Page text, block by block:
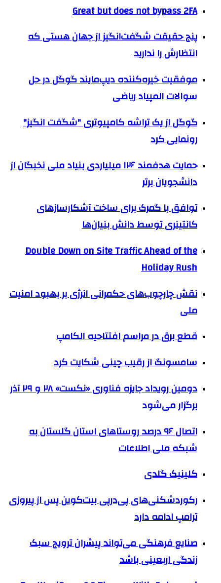
Great but does not bypass 2FA
پنج حقیقت شگفت‌انگیز از جهان هستی که
انتظارش را ندارید
موفقیت خیره‌کننده دیپ‌مایند گوگل در حل
سوالات المپیاد ریاضی
گوگل از یک تراشه کامپیوتری "شگفت انگیز"
رونمایی کرد
حمایت هدفمند ۱۲۶ میلیاردی بنیاد ملی نخبگان از
دانشجویان برتر
توافق با گمرک برای ساخت آشکارسازهای
کانتینری توسط دانش بنیان‌ها
Double Down on Site Traffic Ahead of the
Holiday Rush
نقش چارچوب‌های حکمرانی انرژی بر بهبود امنیت
ملی
قطع برق در مراسم افتتاحیه الکامپ
سامسونگ از رقیب چینی شکایت کرد
دومین رویداد جایزه فناوری «نکست» ۲۸ و ۲۹ آذر
برگزار می‌شود
اتصال ۹۶ درصد روستاهای استان گلستان به
شبکه ملی اطلاعات
کلینیک گلدی
رکوردشکنی‌های پی‌در‌پی بیت‌کوین پس از پیروزی
ترامپ ادامه دارد
صنایع فرهنگی می‌تواند پیشران ترویج سبک
زندگی اربعینی باشد